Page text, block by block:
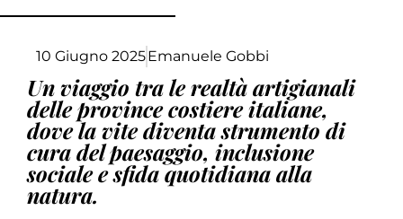
10 Giugno 2025Emanuele Gobbi
Un viaggio tra le realtà artigianali
delle province costiere italiane,
dove la vite diventa strumento di
cura del paesaggio, inclusione
sociale e sfida quotidiana alla
natura.